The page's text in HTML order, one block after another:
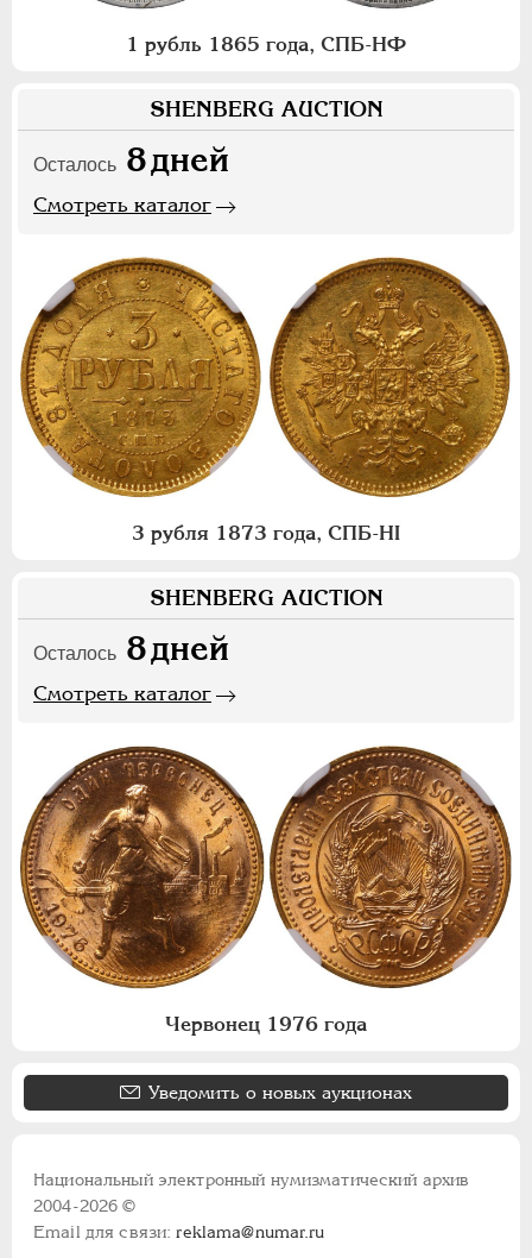
1 рубль 1865 года, СПБ-НФ
SHENBERG AUCTION
Осталось 8дней
Смотреть каталог
3 рубля 1873 года, СПБ-НI
SHENBERG AUCTION
Осталось 8дней
Смотреть каталог
Червонец 1976 года
Уведомить о новых аукционах
Национальный электронный нумизматический архив
2004-2026 ©
Email для связи:reklama@numar.ru